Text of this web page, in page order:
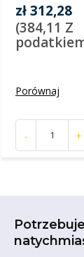
zł 312,28
(384,11 Z
Porównaj
- +